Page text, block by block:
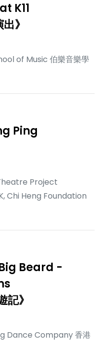
K11
》
of Music 伯樂音樂學
Ping
Project
Chi Heng Foundation
Beard -
記》
Dance Company 香港